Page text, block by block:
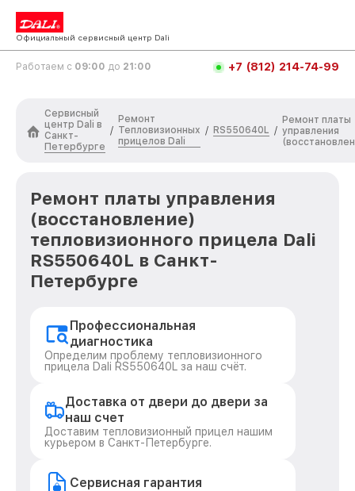
Официальный сервисный центр Dali
Работаем с 09:00 до 21:00 +7 (812) 214-74-99
Сервисный
центр Dali в
Санкт-
Петербурге
/
Ремонт
Тепловизионных
прицелов Dali
/ RS550640L /
Ремонт платы
управления
Ремонт платы управления
(восстановление)
тепловизионного прицела Dali
RS550640L в Санкт-
Петербурге
Профессиональная
диагностика
Определим проблему тепловизионного
прицела Dali RS550640L за наш счёт.
Доставка от двери до двери за
наш счет
Доставим тепловизионный прицел нашим
курьером в Санкт-Петербурге.
Сервисная гарантия